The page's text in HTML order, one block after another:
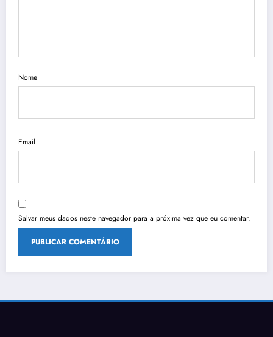
Nome
Email
Salvar meus dados neste navegador para a próxima vez que eu comentar.